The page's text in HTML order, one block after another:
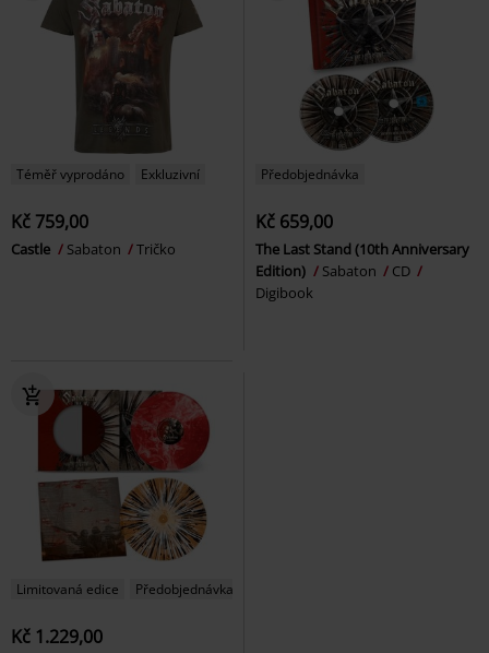
Téměř vyprodáno Exkluzivní
Kč 759,00
Castle Sabaton Tričko
Předobjednávka
Kč 659,00
The Last Stand (10th Anniversary
Edition)
Sabaton
CD
Digibook
Limitovaná edice Předobjednávka
Kč 1.229,00